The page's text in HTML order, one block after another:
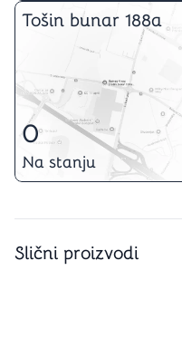
Tošin bunar 188a
0
Na stanju
Slični proizvodi